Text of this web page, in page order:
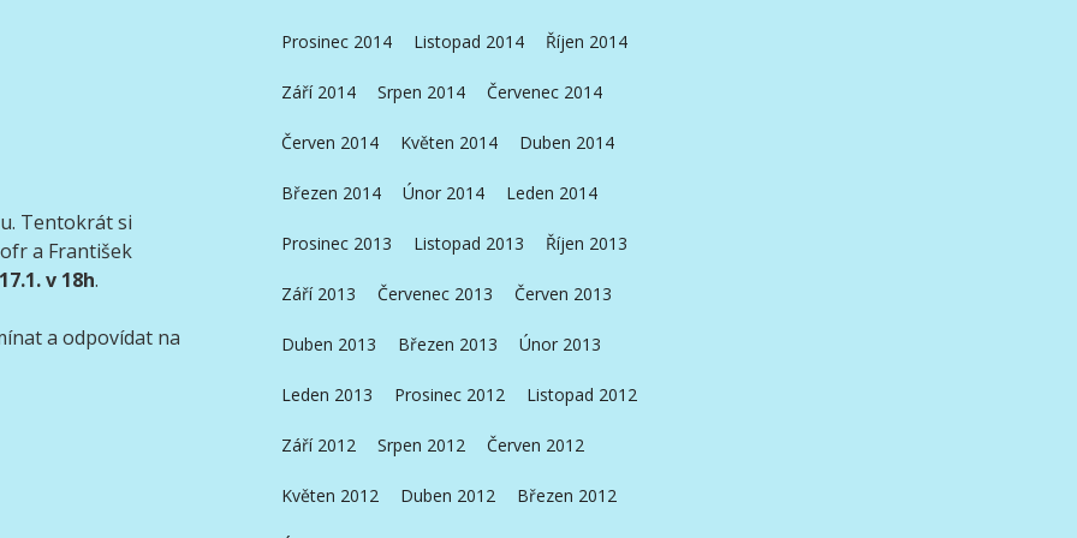
Tentokrát si
a František
v 18h.
a odpovídat na
Prosinec 2014 Listopad 2014 Říjen 2014
Září 2014 Srpen 2014 Červenec 2014
Červen 2014 Květen 2014 Duben 2014
Březen 2014 Únor 2014 Leden 2014
Prosinec 2013 Listopad 2013 Říjen 2013
Září 2013 Červenec 2013 Červen 2013
Duben 2013 Březen 2013 Únor 2013
Leden 2013 Prosinec 2012 Listopad 2012
Září 2012 Srpen 2012 Červen 2012
Květen 2012 Duben 2012 Březen 2012